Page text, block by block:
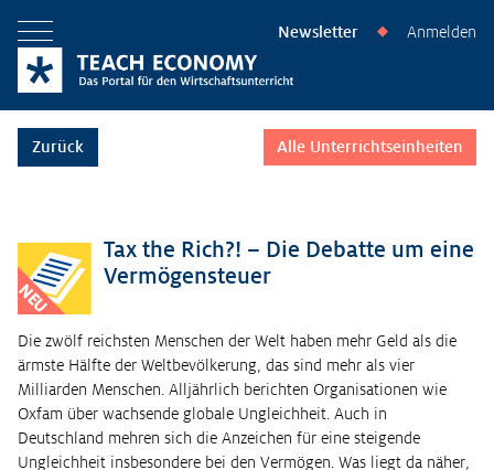
Menü öffnen Newsletter ◆ Anmelden
Zurück Alle Unterrichtseinheiten
NEU
Tax the Rich?! – Die Debatte um eine
Vermögensteuer
Die zwölf reichsten Menschen der Welt haben mehr Geld als die
ärmste Hälfte der Weltbevölkerung, das sind mehr als vier
Milliarden Menschen. Alljährlich berichten Organisationen wie
Oxfam über wachsende globale Ungleichheit. Auch in
Deutschland mehren sich die Anzeichen für eine steigende
Ungleichheit insbesondere bei den Vermögen. Was liegt da näher,